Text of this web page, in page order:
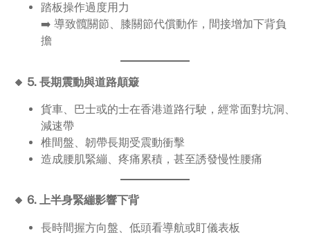
踏板操作過度用力
➡️ 導致髖關節、膝關節代償動作，間接增加下背負
擔
🔸 5. 長期震動與道路顛簸
貨車、巴士或的士在香港道路行駛，經常面對坑洞、
減速帶
椎間盤、韌帶長期受震動衝擊
造成腰肌緊繃、疼痛累積，甚至誘發慢性腰痛
🔸 6. 上半身緊繃影響下背
長時間握方向盤、低頭看導航或盯儀表板